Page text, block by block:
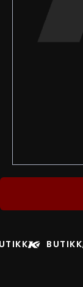
BUTIKK